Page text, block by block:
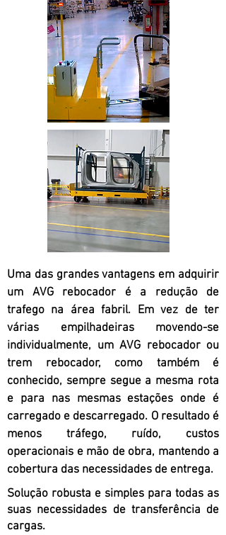
Uma das grandes vantagens em adquirir
um AVG rebocador é a redução de
trafego na área fabril. Em vez de ter
várias empilhadeiras movendo-se
individualmente, um AVG rebocador ou
trem rebocador, como também é
conhecido, sempre segue a mesma rota
e para nas mesmas estações onde é
carregado e descarregado. O resultado é
menos tráfego, ruído, custos
operacionais e mão de obra, mantendo a
cobertura das necessidades de entrega.
Solução robusta e simples para todas as
suas necessidades de transferência de
cargas.